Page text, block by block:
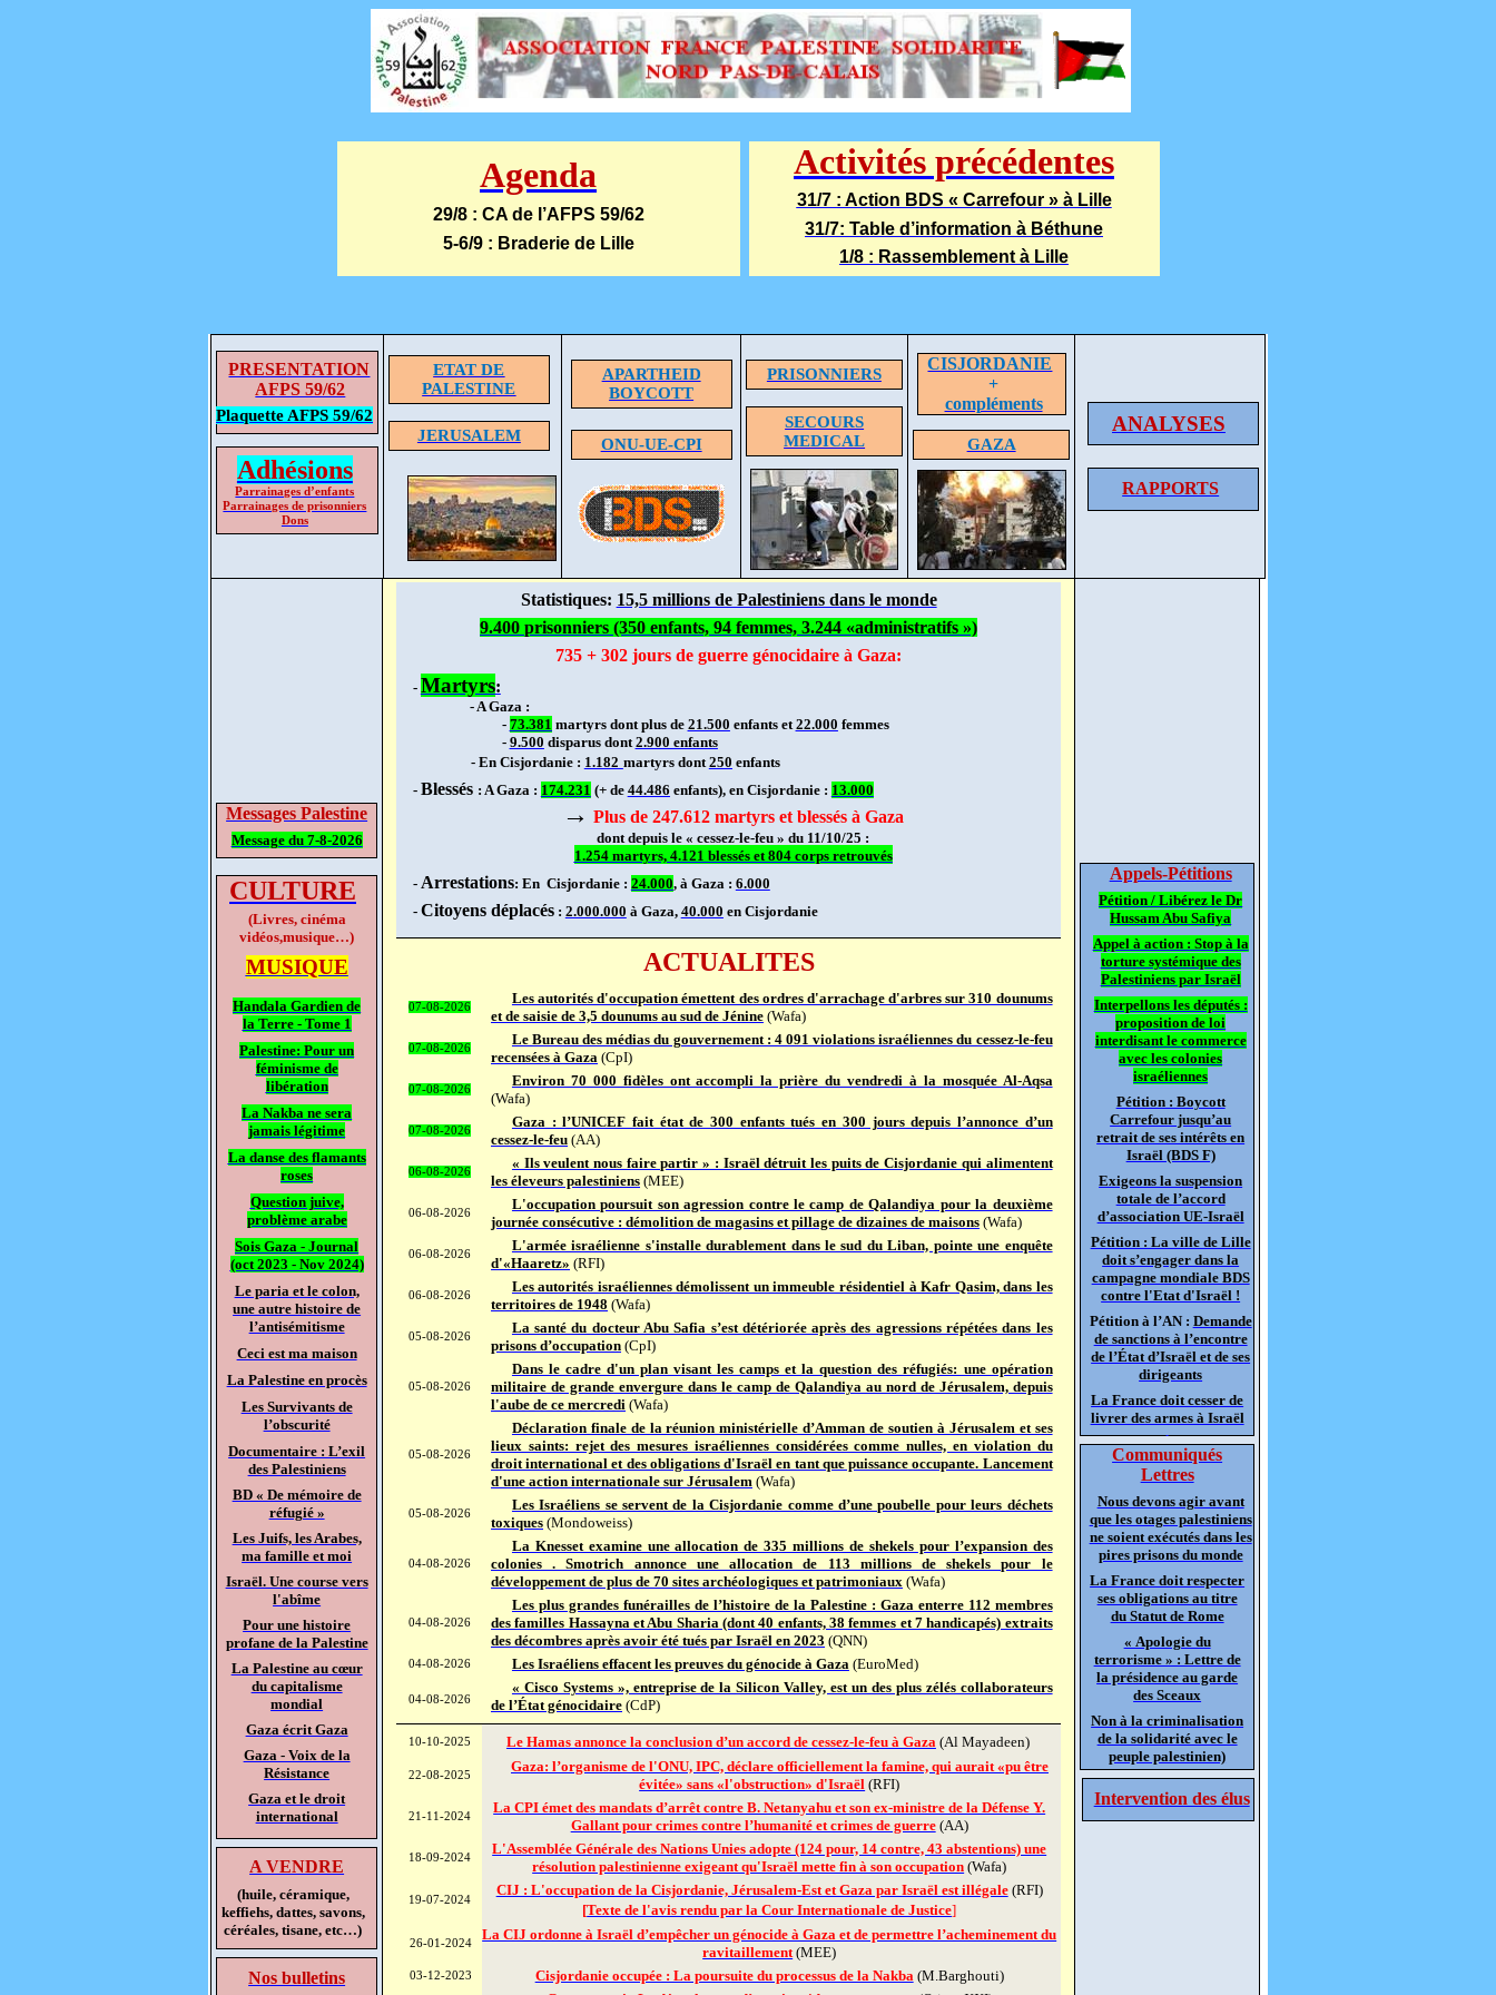
Agenda
29/8 : CA de l’AFPS 59/62
5-6/9 : Braderie de Lille
Activités précédentes
31/7 : Action BDS « Carrefour » à Lille
31/7: Table d’information à Béthune
1/8 : Rassemblement à Lille
PRESENTATION
AFPS 59/62
Plaquette AFPS 59/62
Adhésions
Parrainages d’enfants
Parrainages de prisonniers
Dons
ETAT DE
PALESTINE
JERUSALEM
APARTHEID
BOYCOTT
ONU-UE-CPI
PRISONNIERS
SECOURS
MEDICAL
CISJORDANIE
+
compléments
GAZA
ANALYSES
RAPPORTS
Messages Palestine
Message du 7-8-2026
CULTURE
(Livres, cinéma
vidéos,musique…)
MUSIQUE
Handala Gardien de
la Terre - Tome 1
Palestine: Pour un
féminisme de
libération
La Nakba ne sera
jamais légitime
La danse des flamants
roses
Question juive,
problème arabe
Sois Gaza - Journal
(oct 2023 - Nov 2024)
Le paria et le colon,
une autre histoire de
l’antisémitisme
Ceci est ma maison
La Palestine en procès
Les Survivants de
l’obscurité
Documentaire : L’exil
des Palestiniens
BD « De mémoire de
réfugié »
Les Juifs, les Arabes,
ma famille et moi
Israël. Une course vers
l'abîme
Pour une histoire
profane de la Palestine
La Palestine au cœur
du capitalisme
mondial
Gaza écrit Gaza
Gaza - Voix de la
Résistance
Gaza et le droit
international
A VENDRE
(huile, céramique,
keffiehs, dattes, savons,
céréales, tisane, etc…)
Nos bulletins
Statistiques: 15,5 millions de Palestiniens dans le monde
9.400 prisonniers (350 enfants, 94 femmes, 3.244 «administratifs »)
735 + 302 jours de guerre génocidaire à Gaza:
- Martyrs:
- A Gaza :
- 73.381 martyrs dont plus de 21.500 enfants et22.000 femmes
- 9.500 disparus dont2.900 enfants
- En Cisjordanie : 1.182 martyrs dont250 enfants
- Blessés : A Gaza : 174.231 (+ de 44.486 enfants), en Cisjordanie : 13.000
→ Plus de 247.612 martyrs et blessés à Gaza
dont depuis le « cessez-le-feu » du 11/10/25 :
1.254 martyrs, 4.121 blessés et 804 corps retrouvés
- Arrestations: En Cisjordanie : 24.000, à Gaza : 6.000
- Citoyens déplacés: 2.000.000 à Gaza, 40.000 en Cisjordanie
ACTUALITES
07-08-2026
Les autorités d'occupation émettent des ordres d'arrachage d'arbres sur 310 dounums
et de saisie de 3,5 dounums au sud de Jénine (Wafa)
07-08-2026
Le Bureau des médias du gouvernement : 4 091 violations israéliennes du cessez-le-feu
recensées à Gaza (CpI)
07-08-2026
Environ 70 000 fidèles ont accompli la prière du vendredi à la mosquée Al-Aqsa
(Wafa)
07-08-2026
Gaza : l’UNICEF fait état de 300 enfants tués en 300 jours depuis l’annonce d’un
cessez-le-feu (AA)
06-08-2026
« Ils veulent nous faire partir » : Israël détruit les puits de Cisjordanie qui alimentent
les éleveurs palestiniens (MEE)
06-08-2026
L'occupation poursuit son agression contre le camp de Qalandiya pour la deuxième
journée consécutive : démolition de magasins et pillage de dizaines de maisons (Wafa)
06-08-2026
L'armée israélienne s'installe durablement dans le sud du Liban, pointe une enquête
d'«Haaretz» (RFI)
06-08-2026
Les autorités israéliennes démolissent un immeuble résidentiel à Kafr Qasim, dans les
territoires de 1948 (Wafa)
05-08-2026
La santé du docteur Abu Safia s’est détériorée après des agressions répétées dans les
prisons d’occupation (CpI)
05-08-2026
Dans le cadre d'un plan visant les camps et la question des réfugiés: une opération
militaire de grande envergure dans le camp de Qalandiya au nord de Jérusalem, depuis
l'aube de ce mercredi (Wafa)
05-08-2026
Déclaration finale de la réunion ministérielle d’Amman de soutien à Jérusalem et ses
lieux saints: rejet des mesures israéliennes considérées comme nulles, en violation du
droit international et des obligations d'Israël en tant que puissance occupante. Lancement
d'une action internationale sur Jérusalem (Wafa)
05-08-2026
Les Israéliens se servent de la Cisjordanie comme d’une poubelle pour leurs déchets
toxiques (Mondoweiss)
04-08-2026
La Knesset examine une allocation de 335 millions de shekels pour l’expansion des
colonies . Smotrich annonce une allocation de 113 millions de shekels pour le
développement de plus de 70 sites archéologiques et patrimoniaux (Wafa)
04-08-2026
Les plus grandes funérailles de l’histoire de la Palestine : Gaza enterre 112 membres
des familles Hassayna et Abu Sharia (dont 40 enfants, 38 femmes et 7 handicapés) extraits
des décombres après avoir été tués par Israël en 2023 (QNN)
04-08-2026 Les Israéliens effacent les preuves du génocide à Gaza (EuroMed)
04-08-2026
« Cisco Systems », entreprise de la Silicon Valley, est un des plus zélés collaborateurs
de l’État génocidaire (CdP)
10-10-2025 Le Hamas annonce la conclusion d’un accord de cessez-le-feu à Gaza (Al Mayadeen)
22-08-2025
Gaza: l’organisme de l'ONU, IPC, déclare officiellement la famine, qui aurait «pu être
évitée» sans «l'obstruction» d'Israël (RFI)
21-11-2024
La CPI émet des mandats d’arrêt contre B. Netanyahu et son ex-ministre de la Défense Y.
Gallant pour crimes contre l’humanité et crimes de guerre (AA)
18-09-2024
L'Assemblée Générale des Nations Unies adopte (124 pour, 14 contre, 43 abstentions) une
résolution palestinienne exigeant qu'Israël mette fin à son occupation (Wafa)
19-07-2024
CIJ : L'occupation de la Cisjordanie, Jérusalem-Est et Gaza par Israël est illégale (RFI)
[Texte de l'avis rendu par la Cour Internationale de Justice]
26-01-2024
La CIJ ordonne à Israël d’empêcher un génocide à Gaza et de permettre l’acheminement du
ravitaillement (MEE)
03-12-2023 Cisjordanie occupée : La poursuite du processus de la Nakba (M.Barghouti)
Appels-Pétitions
Pétition / Libérez le Dr
Hussam Abu Safiya
Appel à action : Stop à la
torture systémique des
Palestiniens par Israël
Interpellons les députés :
proposition de loi
interdisant le commerce
avec les colonies
israéliennes
Pétition : Boycott
Carrefour jusqu’au
retrait de ses intérêts en
Israël (BDS F)
Exigeons la suspension
totale de l’accord
d’association UE-Israël
Pétition : La ville de Lille
doit s’engager dans la
campagne mondiale BDS
contre l'Etat d'Israël !
Pétition à l’AN : Demande
de sanctions à l’encontre
de l’État d’Israël et de ses
dirigeants
La France doit cesser de
livrer des armes à Israël
Communiqués
Lettres
Nous devons agir avant
que les otages palestiniens
ne soient exécutés dans les
pires prisons du monde
La France doit respecter
ses obligations au titre
du Statut de Rome
« Apologie du
terrorisme » : Lettre de
la présidence au garde
des Sceaux
Non à la criminalisation
de la solidarité avec le
peuple palestinien)
Intervention des élus